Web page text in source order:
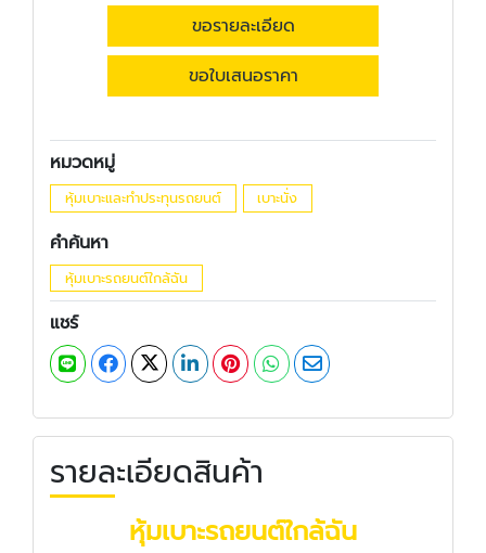
ขอรายละเอียด
ขอใบเสนอราคา
หมวดหมู่
หุ้มเบาะและทำประทุนรถยนต์ เบาะนั่ง
คำค้นหา
หุ้มเบาะรถยนต์ใกล้ฉัน
แชร์
รายละเอียดสินค้า
หุ้มเบาะรถยนต์ใกล้ฉัน